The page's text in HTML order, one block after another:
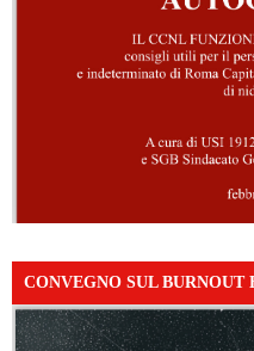
CONVEGNO SUL BURNOUT